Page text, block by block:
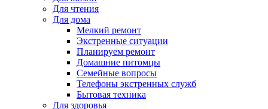
Для чтения
Для дома
Мелкий ремонт
Экстренные ситуации
Планируем ремонт
Домашние питомцы
Семейные вопросы
Телефоны экстренных служб
Бытовая техника
Для здоровья